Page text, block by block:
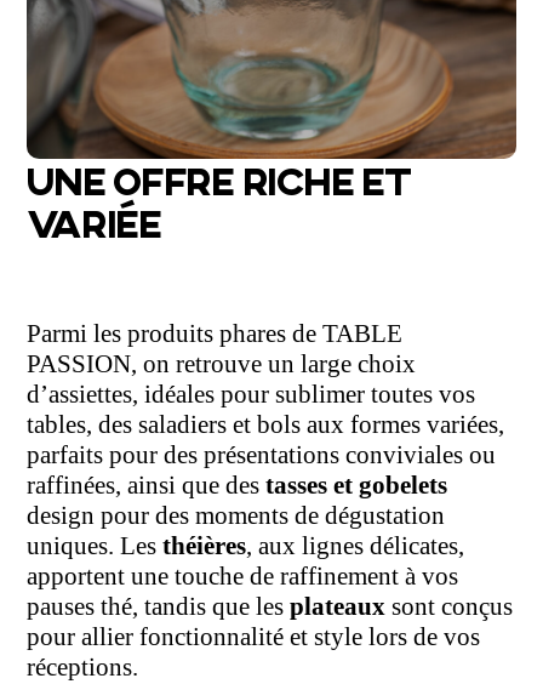
UNE OFFRE RICHE ET
VARIÉE
Parmi les produits phares de TABLE
PASSION, on retrouve un large choix
d’assiettes, idéales pour sublimer toutes vos
tables, des saladiers et bols aux formes variées,
parfaits pour des présentations conviviales ou
raffinées, ainsi que destasses et gobelets
design pour des moments de dégustation
uniques. Lesthéières, aux lignes délicates,
apportent une touche de raffinement à vos
pauses thé, tandis que lesplateaux sont conçus
pour allier fonctionnalité et style lors de vos
réceptions.